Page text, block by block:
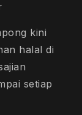
kini
halal di
setiap